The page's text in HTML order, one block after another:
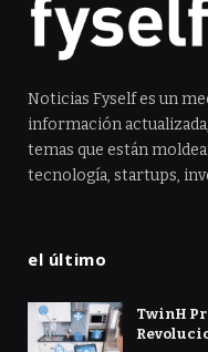
Noticias Fyself es un
información
temas que están
tecnología, startups,
el último
TwinH